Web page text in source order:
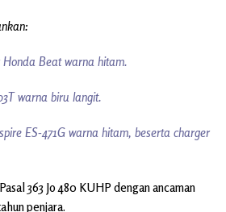
Beat warna hitam.
warna biru langit.
ES-471G warna hitam, beserta charger
363 Jo 480 KUHP dengan ancaman
penjara.